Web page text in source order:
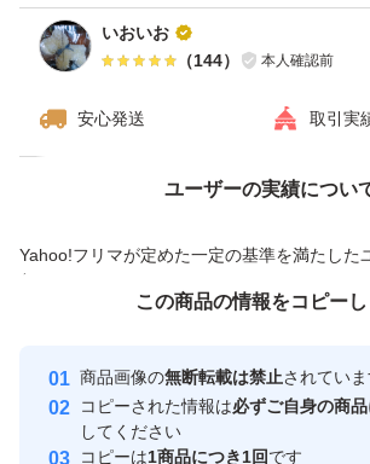
値のため 早い者勝ちになります(>o<")
す新玉ねぎ特徴の 甘み
玉ねぎは 水分が多いので 早めに 使い
いところに保存して下さい！
葉を切り落とし 薄皮をむいて 発送にな
くさんあびていますので日持ちします
いおいお
（144） 本人確認前
安心発送 取引実
ユーザーの実績につい
Yahoo!フリマが定めた一定の基準を満たした
付与しています
安心取引出品者
心・安全なユ
取引実績
価格の相談
この商品の情報をコピー
商品画像の無断転載は禁止されていま
コピーされた情報は必ずご自身の商
してください
コピーは1商品につき1回です
この商品をみている人にオススメ